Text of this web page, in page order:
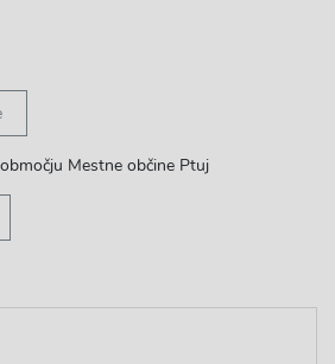
Mestne občine Ptuj